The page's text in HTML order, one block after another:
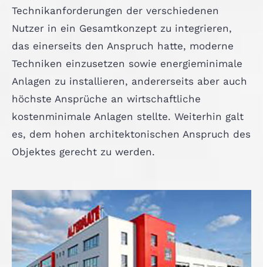
Technikanforderungen der verschiedenen
Nutzer in ein Gesamtkonzept zu integrieren,
das einerseits den Anspruch hatte, moderne
Techniken einzusetzen sowie energieminimale
Anlagen zu installieren, andererseits aber auch
höchste Ansprüche an wirtschaftliche
kostenminimale Anlagen stellte. Weiterhin galt
es, dem hohen architektonischen Anspruch des
Objektes gerecht zu werden.